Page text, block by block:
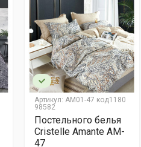
Артикул: AM01-47 код1180
98582
Постельного белья
Cristelle Amante AM-
47